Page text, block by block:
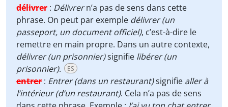
délivrer : Délivrern’a pas de sens dans cette
phrase. On peut par exemple délivrer (un
passeport, un document officiel), c’est-à-dire le
remettre en main propre. Dans un autre contexte,
délivrer (un prisonnier)signifie libérer (un
prisonnier). ES
entrer : Entrer (dans un restaurant)signifie aller à
l’intérieur (d’un restaurant). Cela n’a pas de sens